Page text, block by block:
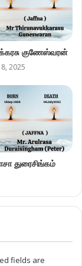
குணேஸ்வரன்
2025
துரைசிங்கம்
fields are